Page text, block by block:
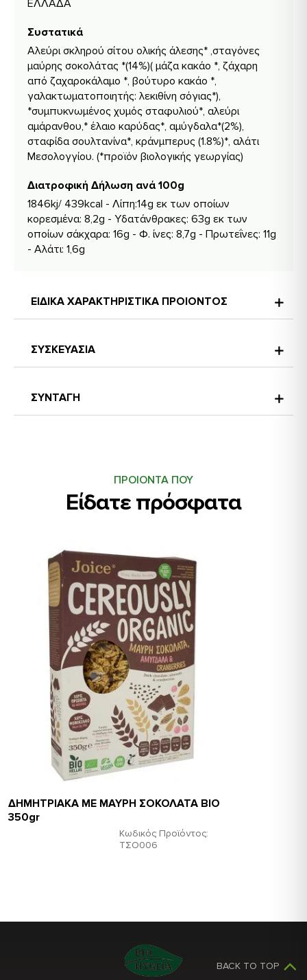
ΕΛΛΑΔΑ
Συστατικά
Αλεύρι σκληρού σίτου ολικής άλεσης* ,σταγόνες
μαύρης σοκολάτας *(14%)( μάζα κακάο *, ζάχαρη
από ζαχαροκάλαμο *, βούτυρο κακάο *,
γαλακτωματοποιητής: λεκιθίνη σόγιας*),
*συμπυκνωμένος χυμός σταφυλιού*, αλεύρι
αμάρανθου,* έλαιο καρύδας*, αμύγδαλα*(2%),
σταφίδα σουλτανίνα*, κράνμπερυς (1.8%)*, αλάτι
Μεσολογγίου. (*προϊόν βιολογικής γεωργίας)
Διατροφική Δήλωση ανά 100g
1846kj/ 439kcal - Λίπη:14g εκ των οποίων
κορεσμένα: 8,2g - Υδατάνθρακες: 63g εκ των
οποίων σάκχαρα: 16g - Φ. ίνες: 8,7g - Πρωτεΐνες: 11g
- Αλάτι: 1,6g
ΣΥΝΤΑΓΗ
ΕΙΔΙΚΑ ΧΑΡΑΚΤΗΡΙΣΤΙΚΑ ΠΡΟΙΟΝΤΟΣ
ΣΥΣΚΕΥΑΣΙΑ
ΠΡΟΙΟΝΤΑ ΠΟΥ
Είδατε πρόσφατα
Κωδικός Προϊόντος:
ΤΣΟ006
ΔΗΜΗΤΡΙΑΚΑ ΜΕ ΜΑΥΡΗ ΣΟΚΟΛΑΤΑ ΒΙΟ
350gr
BACK TO TOP